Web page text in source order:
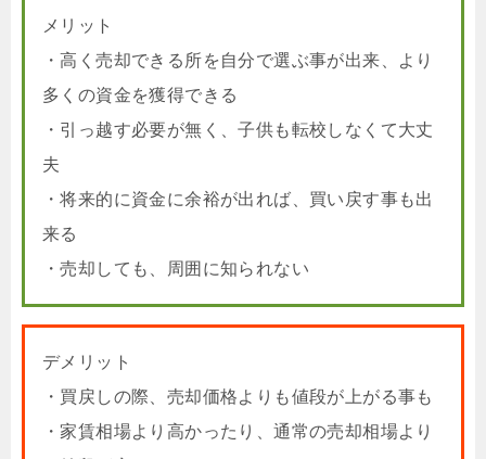
メリット
・高く売却できる所を自分で選ぶ事が出来、より
多くの資金を獲得できる
・引っ越す必要が無く、子供も転校しなくて大丈
夫
・将来的に資金に余裕が出れば、買い戻す事も出
来る
・売却しても、周囲に知られない
デメリット
・買戻しの際、売却価格よりも値段が上がる事も
・家賃相場より高かったり、通常の売却相場より